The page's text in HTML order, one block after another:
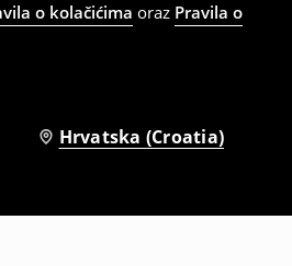
o kolačićima oraz Pravila o
Hrvatska (Croatia)